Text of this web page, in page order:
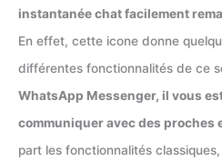
instantanée chat facilement
En effet, cette icone donne
différentes fonctionnalités de ce
WhatsApp Messenger, il vous
communiquer avec des proches
part les fonctionnalités